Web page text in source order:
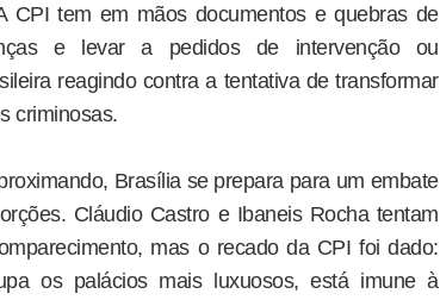
CPI tem em mãos documentos e quebras de
e levar a pedidos de intervenção ou
reagindo contra a tentativa de transformar
criminosas.
Brasília se prepara para um embate
Cláudio Castro e Ibaneis Rocha tentam
mas o recado da CPI foi dado:
os palácios mais luxuosos, está imune à